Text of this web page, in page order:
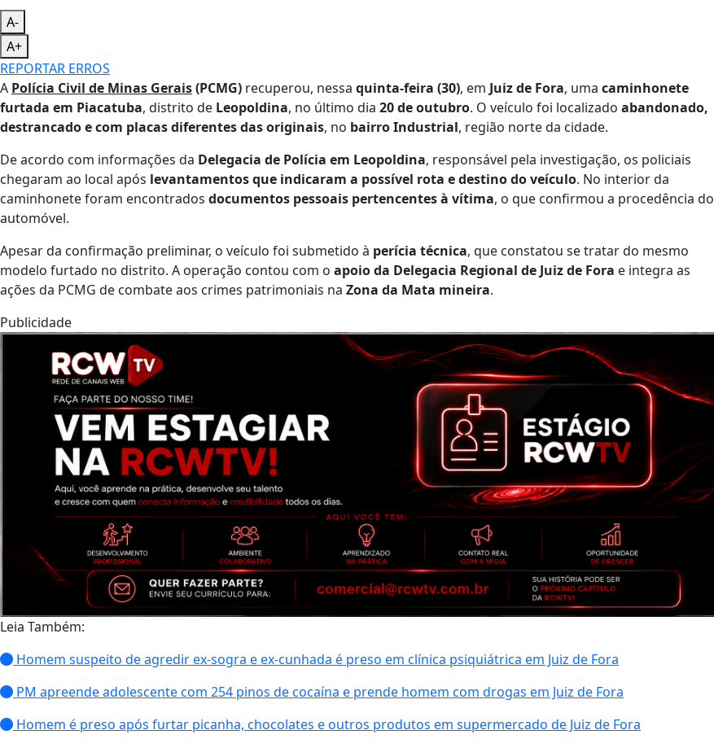
A-
A+
REPORTAR ERROS
A Polícia Civil de Minas Gerais(PCMG) recuperou, nessa quinta-feira (30), em Juiz de Fora, uma caminhonete
furtada em Piacatuba, distrito de Leopoldina, no último dia 20 de outubro. O veículo foi localizado abandonado,
destrancado e com placas diferentes das originais, no bairro Industrial, região norte da cidade.
De acordo com informações da Delegacia de Polícia em Leopoldina, responsável pela investigação, os policiais
chegaram ao local após levantamentos que indicaram a possível rota e destino do veículo. No interior da
caminhonete foram encontrados documentos pessoais pertencentes à vítima, o que confirmou a procedência do
automóvel.
Apesar da confirmação preliminar, o veículo foi submetido à perícia técnica, que constatou se tratar do mesmo
modelo furtado no distrito. A operação contou com o apoio da Delegacia Regional de Juiz de Fora e integra as
ações da PCMG de combate aos crimes patrimoniais na Zona da Mata mineira.
Publicidade
Leia Também:
Homem suspeito de agredir ex-sogra e ex-cunhada é preso em clínica psiquiátrica em Juiz de Fora
PM apreende adolescente com 254 pinos de cocaína e prende homem com drogas em Juiz de Fora
Homem é preso após furtar picanha, chocolates e outros produtos em supermercado de Juiz de Fora